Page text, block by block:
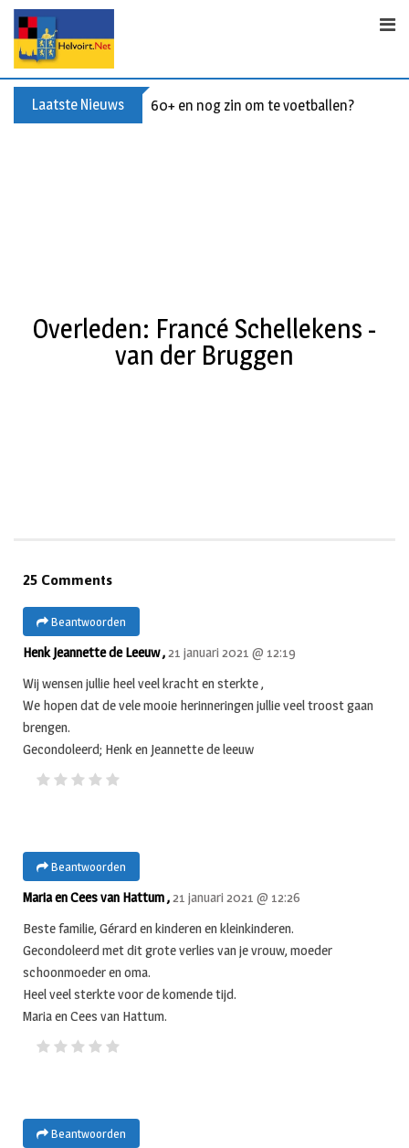
Laatste Nieuws Buxusplanten in brand in Biezenmortel,
Overleden: Francé Schellekens -
van der Bruggen
25 Comments
Beantwoorden
Henk Jeannette de Leeuw ,21 januari 2021 @ 12:19
Wij wensen jullie heel veel kracht en sterkte ,
We hopen dat de vele mooie herinneringen jullie veel troost gaan
brengen.
Gecondoleerd; Henk en Jeannette de leeuw
Beantwoorden
Maria en Cees van Hattum ,21 januari 2021 @ 12:26
Beste familie, Gérard en kinderen en kleinkinderen.
Gecondoleerd met dit grote verlies van je vrouw, moeder
schoonmoeder en oma.
Heel veel sterkte voor de komende tijd.
Maria en Cees van Hattum.
Beantwoorden